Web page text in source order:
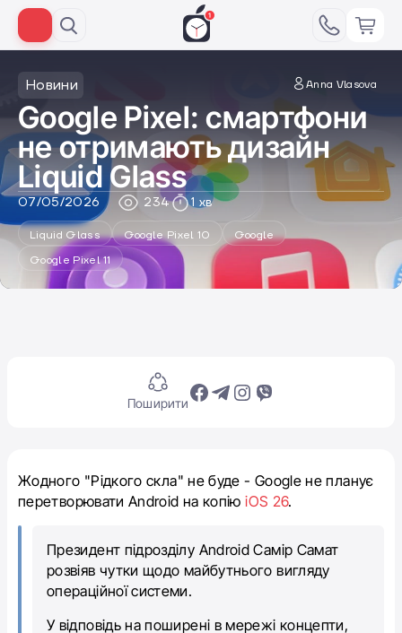
Новини Anna Vlasova
Google Pixel: смартфони
не отримають дизайн
Liquid Glass
07/05/2026 234 1 хв
Liquid Glass Google Pixel 10
Google
Google Pixel 11
Поширити
Жодного "Рідкого скла" не буде - Google не планує
перетворювати Android на копіюiOS 26.
Президент підрозділу Android Самір Самат
розвіяв чутки щодо майбутнього вигляду
операційної системи.
У відповідь на поширені в мережі концепти,